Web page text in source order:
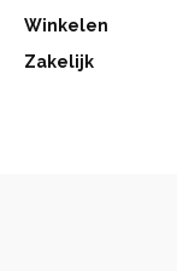
Winkelen
Zakelijk